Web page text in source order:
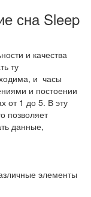
сна Sleep
и качества
ту
и часы
и постоении
от 1 до 5. В эту
позволяет
данные,
элементы